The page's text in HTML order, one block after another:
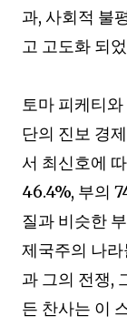
과, 사회적 불
고 고도화 되
토마 피케티
단의 진보 경
서 최신호에
46.4%, 부의
질과 비슷한
제국주의 나
과 그의 전쟁,
든 찬사는 이